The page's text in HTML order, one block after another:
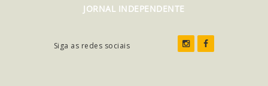
JORNAL INDEPENDENTE
Siga as redes sociais